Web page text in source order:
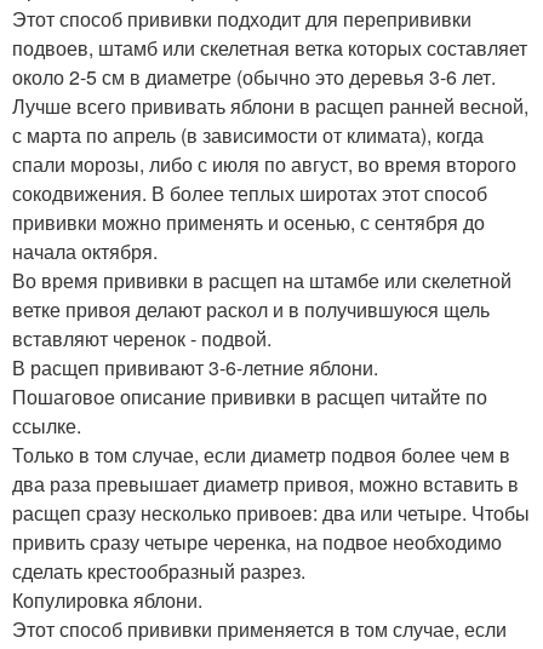
Этот способ прививки подходит для перепрививки
подвоев, штамб или скелетная ветка которых составляет
около 2-5 см в диаметре (обычно это деревья 3-6 лет.
Лучше всего прививать яблони в расщеп ранней весной,
с марта по апрель (в зависимости от климата), когда
спали морозы, либо с июля по август, во время второго
сокодвижения. В более теплых широтах этот способ
прививки можно применять и осенью, с сентября до
начала октября.
Во время прививки в расщеп на штамбе или скелетной
ветке привоя делают раскол и в получившуюся щель
вставляют черенок - подвой.
В расщеп прививают 3-6-летние яблони.
Пошаговое описание прививки в расщеп читайте по
ссылке.
Только в том случае, если диаметр подвоя более чем в
два раза превышает диаметр привоя, можно вставить в
расщеп сразу несколько привоев: два или четыре. Чтобы
привить сразу четыре черенка, на подвое необходимо
сделать крестообразный разрез.
Копулировка яблони.
Этот способ прививки применяется в том случае, если